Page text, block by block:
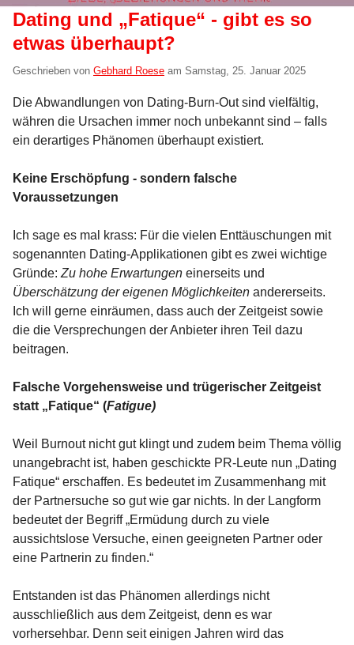
Dating und „Fatique“ - gibt es so
etwas überhaupt?
Geschrieben von Gebhard Roese am Samstag, 25. Januar 2025
Die Abwandlungen von Dating-Burn-Out sind vielfältig,
währen die Ursachen immer noch unbekannt sind – falls
ein derartiges Phänomen überhaupt existiert.
Keine Erschöpfung - sondern falsche
Voraussetzungen
Ich sage es mal krass: Für die vielen Enttäuschungen mit
sogenannten Dating-Applikationen gibt es zwei wichtige
Gründe: Zu hohe Erwartungen einerseits und
Überschätzung der eigenen Möglichkeiten andererseits.
Ich will gerne einräumen, dass auch der Zeitgeist sowie
die die Versprechungen der Anbieter ihren Teil dazu
beitragen.
Falsche Vorgehensweise und trügerischer Zeitgeist
statt „Fatique“ (Fatigue)
Weil Burnout nicht gut klingt und zudem beim Thema völlig
unangebracht ist, haben geschickte PR-Leute nun „Dating
Fatique“ erschaffen. Es bedeutet im Zusammenhang mit
der Partnersuche so gut wie gar nichts. In der Langform
bedeutet der Begriff „Ermüdung durch zu viele
aussichtslose Versuche, einen geeigneten Partner oder
eine Partnerin zu finden.“
Entstanden ist das Phänomen allerdings nicht
ausschließlich aus dem Zeitgeist, denn es war
vorhersehbar. Denn seit einigen Jahren wird das